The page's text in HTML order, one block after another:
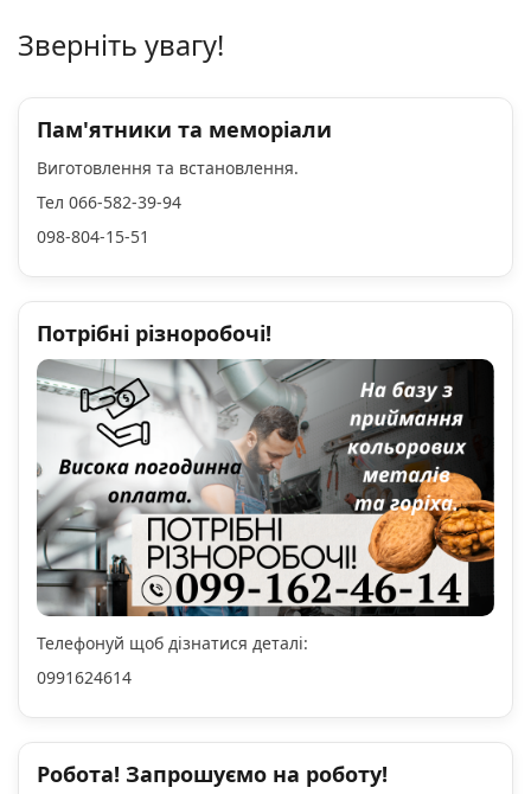
Зверніть увагу!
Пам'ятники та меморіали
Виготовлення та встановлення.
Тел 066-582-39-94
098-804-15-51
Потрібні різноробочі!
Телефонуй щоб дізнатися деталі:
0991624614
Робота! Запрошуємо на роботу!